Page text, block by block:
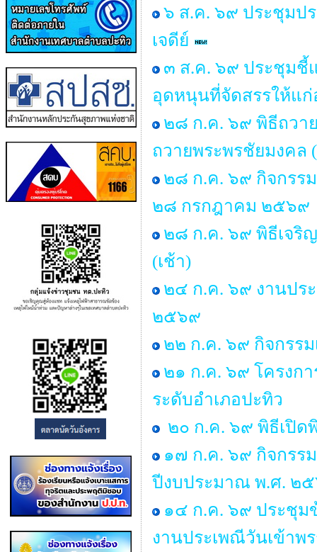
๖ ส.ค. ๖๙ ประชุมป
เจดีย์
๓ ส.ค. ๖๙ ประชุมชี้
อุดหนุนที่จัดสรรให้แก่
๒๘ ก.ค. ๖๙ พิธีถวา
ถวายพระพรชัยมงคล
๒๘ ก.ค. ๖๙ กิจกรร
๒๘ กรกฎาคม ๒๕๖๙
๒๘ ก.ค. ๖๙ พิธีเจริ
(เช้า)
๒๔ ก.ค. ๖๙ งานปร
๒๕๖๙
๒๒ ก.ค. ๖๙ กิจกรร
๒๑ ก.ค. ๖๙ โครงก
ระดับอำเภอปะทิว
๒๐ ก.ค. ๖๙ พิธีเปิ
๑๗ ก.ค. ๖๙ กิจกรรม
ปีงบประมาณ พ.ศ. ๒
๑๔ ก.ค. ๖๙ ประชุม
งานประเพณีวันเข้าพ